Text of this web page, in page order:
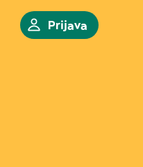
Prijava